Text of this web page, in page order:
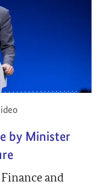
by Minister
and